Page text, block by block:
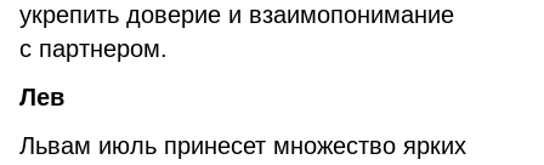
укрепить доверие и взаимопонимание
с партнером.
Лев
Львам июль принесет множество ярких